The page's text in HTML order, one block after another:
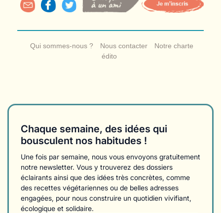
Qui sommes-nous ? Nous contacter
Notre charte
édito
Chaque semaine, des idées qui
bousculent nos habitudes !
Une fois par semaine, nous vous envoyons gratuitement
notre newsletter. Vous y trouverez des dossiers
éclairants ainsi que des idées très concrètes, comme
des recettes végétariennes ou de belles adresses
engagées, pour nous construire un quotidien vivifiant,
écologique et solidaire.